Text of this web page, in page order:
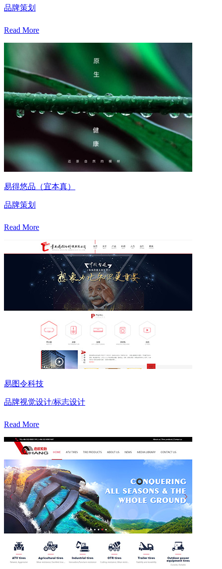
品牌策划
Read More
易得悠品（宜本真）
品牌策划
Read More
易图令科技
品牌视觉设计/标志设计
Read More